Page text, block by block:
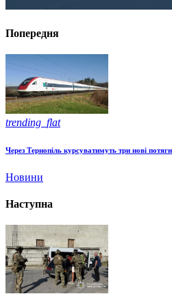
Попередня
trending_flat
Через Тернопіль курсуватимуть три нові
Новини
Наступна